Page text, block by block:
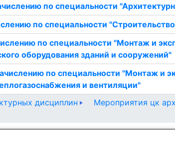
по специальности
по специальности
по специальности "Монтаж и
оборудования зданий и сооружений"
по специальности "Монтаж и
и вентиляции"
дисциплин
Мероприятия цк